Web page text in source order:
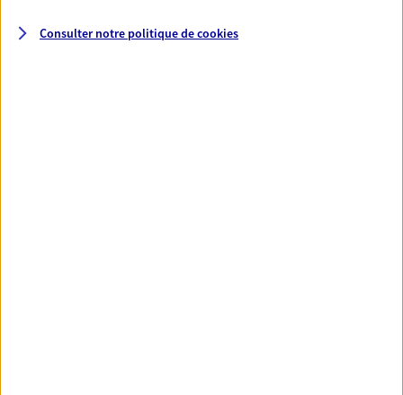
fructifier votre épargne. Laquelle correspond à vos
Consulter notre politique decookies